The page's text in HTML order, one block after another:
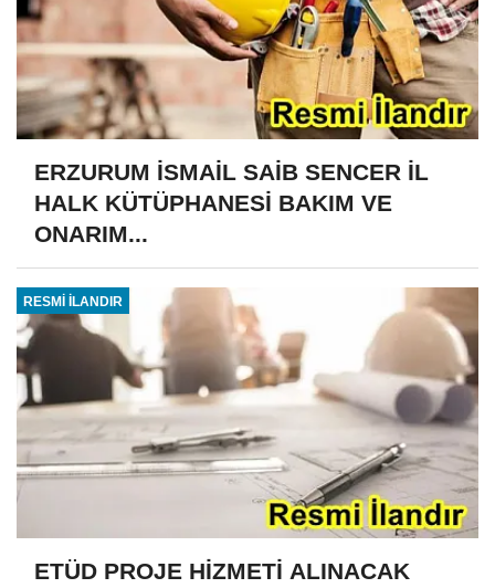
ERZURUM İSMAİL SAİB SENCER İL
HALK KÜTÜPHANESİ BAKIM VE
ONARIM...
RESMİ İLANDIR
ETÜD PROJE HİZMETİ ALINACAK